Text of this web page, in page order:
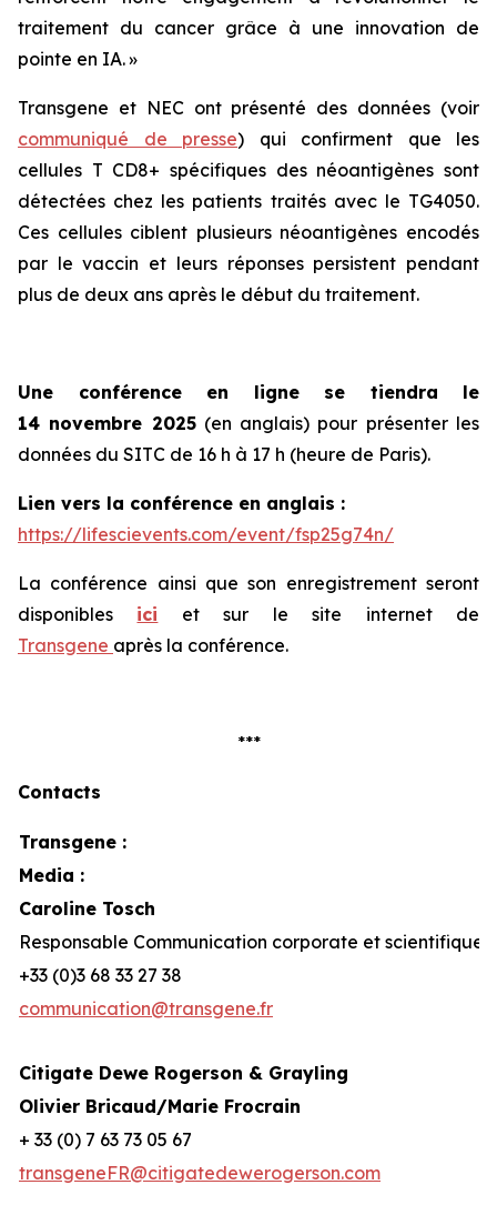
traitement du cancer grâce à une innovation de
pointe en IA. »
Transgene et NEC ont présenté des données (voir
communiqué de presse) qui confirment que les
cellules T CD8+ spécifiques des néoantigènes sont
détectées chez les patients traités avec le TG4050.
Ces cellules ciblent plusieurs néoantigènes encodés
par le vaccin et leurs réponses persistent pendant
plus de deux ans après le début du traitement.
Une conférence en ligne se tiendra le
14 novembre 2025(en anglais) pour présenter les
données du SITC de 16 h à 17 h (heure de Paris).
Lien vers la conférence en anglais :
https://lifescievents.com/event/fsp25g74n/
La conférence ainsi que son enregistrement seront
disponibles ici et sur le site internet de
Transgene après la conférence.
***
Contacts
Transgene :
Media :
Caroline Tosch
Responsable Communication corporate et scientifique
+33 (0)3 68 33 27 38
communication@transgene.fr
Citigate Dewe Rogerson & Grayling
Olivier Bricaud/Marie Frocrain
+ 33 (0) 7 63 73 05 67
transgeneFR@citigatedewerogerson.com